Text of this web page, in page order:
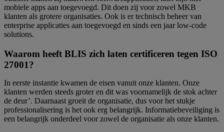
mobiele apps aan toegevoegd. Dit doen zij voor zowel MKB
klanten als grotere organisaties. Ook is er technisch beheer van
enterprise applicaties aan toegevoegd en sinds een jaar low-code
solutions.
Waarom heeft BLIS zich laten certificeren tegen ISO
27001?
In eerste instantie kwamen de eisen vanuit onze klanten. Onze
klanten werden steeds groter en dit was voornamelijk de stok achter
de deur’. Daarnaast groeit de organisatie, dus voor het stukje
professionalisering is het ook erg belangrijk. Informatiebeveiliging is
een belangrijk onderdeel voor zowel de organisatie als onze klanten.